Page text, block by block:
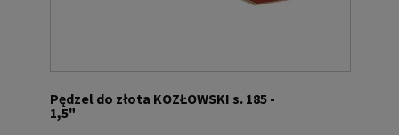
Pędzel do złota KOZŁOWSKI s. 185 -
1,5"